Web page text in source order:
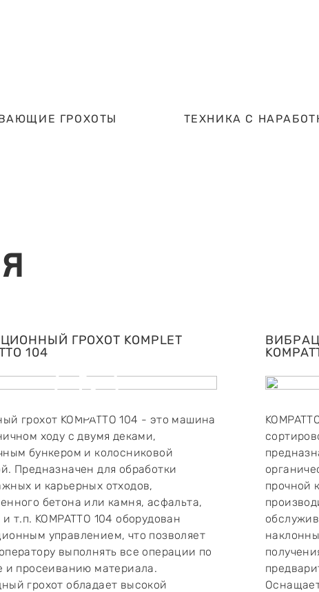
ГРОХОТЫ ТЕХНИКА С
ГРОХОТ KOMPLET
104
грохот KOMPATTO 104 - это машина
ходу с двумя деками,
бункером и колосниковой
Предназначен для обработки
и карьерных отходов,
бетона или камня, асфальта,
т.п. KOMPATTO 104 оборудован
управлением, что позволяет
выполнять все операции по
и просеиванию материала.
грохот обладает высокой
прочной